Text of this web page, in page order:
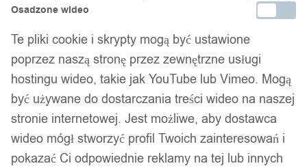
Osadzone wideo
Te pliki cookie i skrypty mogą być ustawione
poprzez naszą stronę przez zewnętrzne usługi
hostingu wideo, takie jak YouTube lub Vimeo. Mogą
być używane do dostarczania treści wideo na naszej
stronie internetowej. Jest możliwe, aby dostawca
wideo mógł stworzyć profil Twoich zainteresowań i
pokazać Ci odpowiednie reklamy na tej lub innych